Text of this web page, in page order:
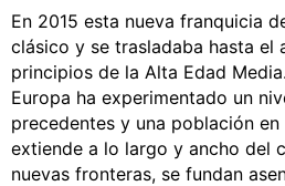
En 2015 esta nueva franquicia
clásico y se trasladaba hasta el
principios de la Alta Edad
Europa ha experimentado un
precedentes y una población
extiende a lo largo y ancho del
nuevas fronteras, se fundan